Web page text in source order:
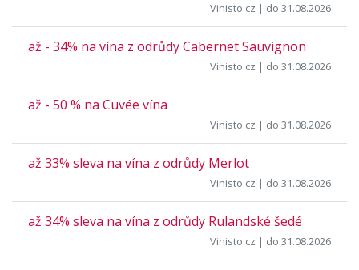
Vinisto.cz | do 31.08.2026
až - 34% na vína z odrůdy Cabernet Sauvignon
Vinisto.cz | do 31.08.2026
až - 50 % na Cuvée vína
Vinisto.cz | do 31.08.2026
až 33% sleva na vína z odrůdy Merlot
Vinisto.cz | do 31.08.2026
až 34% sleva na vína z odrůdy Rulandské šedé
Vinisto.cz | do 31.08.2026